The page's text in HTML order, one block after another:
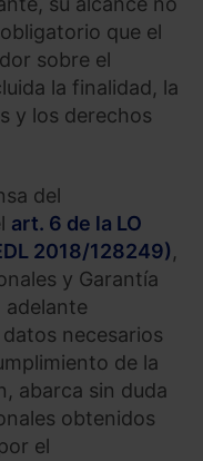
que el
sobre el
la finalidad, la
y los derechos
del
art. 6 de la LO
2018/128249),
y Garantía
adelante
datos necesarios
de la
abarca sin duda
obtenidos
el